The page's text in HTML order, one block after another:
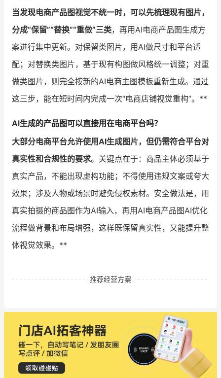
当发现电商产品图视觉不统一时，可以先梳理现有图片，
分成“保留”“替换”“重做”三类，再用AI电商产品图生成方
案进行集中更新。对保留类图片，用AI做尺寸和平台适
配；对替换类图片，基于现有构图做风格统一调整；对重
做类图片，则完全按新的AI电商主图模板重新生成。通过
这三步，能在短时间内完成一次“电商店铺视觉重构”。**
AI生成的产品图可以直接用在电商平台吗？
大部分电商平台允许使用AI生成图片，但仍需符合平台对
真实性和合规性的要求。关键点在于：商品主体必须基于
真实产品，不能出现虚构功能；不得使用违规文案或夸大
效果；涉及人物或场景时避免侵权素材。安全做法是，用
真实拍摄的商品图作为AI输入，再用AI电商产品图AI优化
流程做背景和布局增强，这样既保留真实性，又能提升整
体视觉效果。**
推荐经营方案